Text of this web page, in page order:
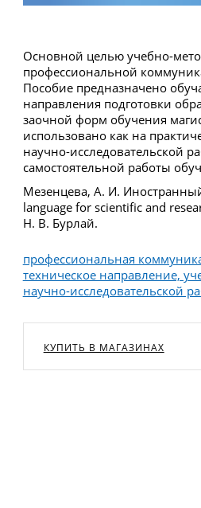
Основной целью учебно-
профессиональной
Пособие предназначено
направления подготовки
заочной форм обучения
использовано как на
научно-исследовательской
самостоятельной работы
Мезенцева, А. И.
language for scientific and
Н. В. Бурлай.
профессиональная
техническое направление,
научно-исследовательской
КУПИТЬ В МАГАЗИНАХ